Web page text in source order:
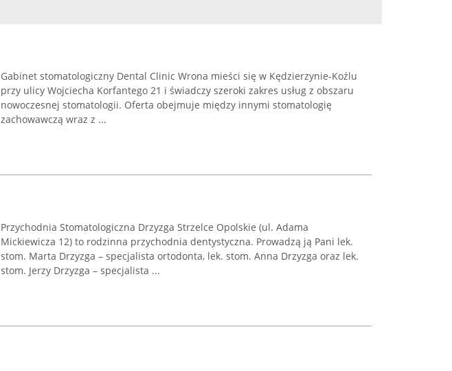
Gabinet stomatologiczny Dental Clinic Wrona mieści się w Kędzierzynie-Koźlu
przy ulicy Wojciecha Korfantego 21 i świadczy szeroki zakres usług z obszaru
nowoczesnej stomatologii. Oferta obejmuje między innymi stomatologię
zachowawczą wraz z ...
Przychodnia Stomatologiczna Drzyzga Strzelce Opolskie (ul. Adama
Mickiewicza 12) to rodzinna przychodnia dentystyczna. Prowadzą ją Pani lek.
stom. Marta Drzyzga – specjalista ortodonta, lek. stom. Anna Drzyzga oraz lek.
stom. Jerzy Drzyzga – specjalista ...